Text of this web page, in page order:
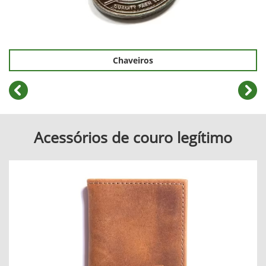
Chaveiros
templates.template-
Acessórios de couro legítimo